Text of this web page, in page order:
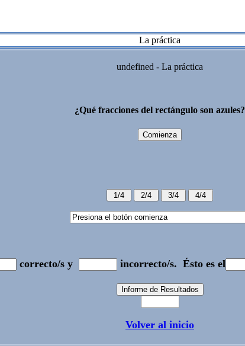
La práctica
undefined - La práctica
¿Qué fracciones del rectángulo son azules?
correcto/s y incorrecto/s. Ésto es el
Volver al inicio